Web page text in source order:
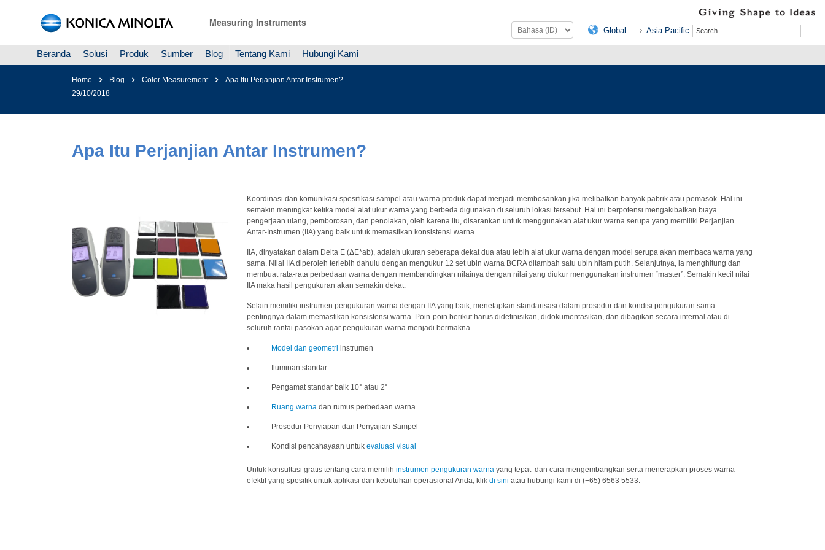
Measuring Instruments
Global Asia Pacific
Beranda Solusi Produk Sumber Blog Tentang Kami Hubungi Kami
Home Blog Color Measurement
Apa Itu Perjanjian Antar Instrumen?
29/10/2018
Apa Itu Perjanjian Antar Instrumen?
Koordinasi dan komunikasi spesifikasi sampel atau warna produk dapat menjadi membosankan jika melibatkan banyak pabrik atau pemasok. Hal ini
semakin meningkat ketika model alat ukur warna yang berbeda digunakan di seluruh lokasi tersebut. Hal ini berpotensi mengakibatkan biaya
pengerjaan ulang, pemborosan, dan penolakan, oleh karena itu, disarankan untuk menggunakan alat ukur warna serupa yang memiliki Perjanjian
Antar-Instrumen (IIA) yang baik untuk memastikan konsistensi warna.
IIA, dinyatakan dalam Delta E (ΔE*ab), adalah ukuran seberapa dekat dua atau lebih alat ukur warna dengan model serupa akan membaca warna yang
sama. Nilai IIA diperoleh terlebih dahulu dengan mengukur 12 set ubin warna BCRA ditambah satu ubin hitam putih. Selanjutnya, ia menghitung dan
membuat rata-rata perbedaan warna dengan membandingkan nilainya dengan nilai yang diukur menggunakan instrumen “master”. Semakin kecil nilai
IIA maka hasil pengukuran akan semakin dekat.
Selain memiliki instrumen pengukuran warna dengan IIA yang baik, menetapkan standarisasi dalam prosedur dan kondisi pengukuran sama
pentingnya dalam memastikan konsistensi warna. Poin-poin berikut harus didefinisikan, didokumentasikan, dan dibagikan secara internal atau di
seluruh rantai pasokan agar pengukuran warna menjadi bermakna.
Model dan geometri instrumen
Iluminan standar
Pengamat standar baik 10° atau 2°
Ruang warna dan rumus perbedaan warna
Prosedur Penyiapan dan Penyajian Sampel
Kondisi pencahayaan untukevaluasi visual
Untuk konsultasi gratis tentang cara memilih instrumen pengukuran warna yang tepat dan cara mengembangkan serta menerapkan proses warna
efektif yang spesifik untuk aplikasi dan kebutuhan operasional Anda, klik di sini atau hubungi kami di (+65) 6563 5533.